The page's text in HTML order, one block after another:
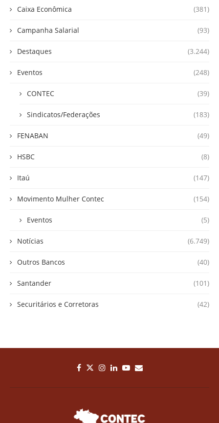
Caixa Econômica (381)
Campanha Salarial (93)
Destaques (3.244)
Eventos (248)
CONTEC (39)
Sindicatos/Federações (183)
FENABAN (49)
HSBC (8)
Itaú (147)
Movimento Mulher Contec (154)
Eventos (5)
Notícias (6.749)
Outros Bancos (40)
Santander (101)
Securitários e Corretoras (42)